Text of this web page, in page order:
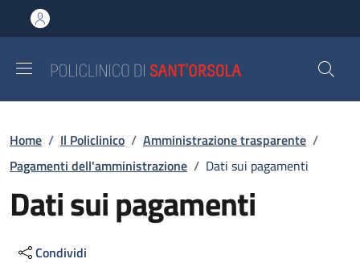
al contenuto principale
to footer content
Briciole di pane
Home / Il Policlinico / Amministrazione trasparente /
Pagamenti dell'amministrazione / Dati sui pagamenti
Dati sui pagamenti
Condividi